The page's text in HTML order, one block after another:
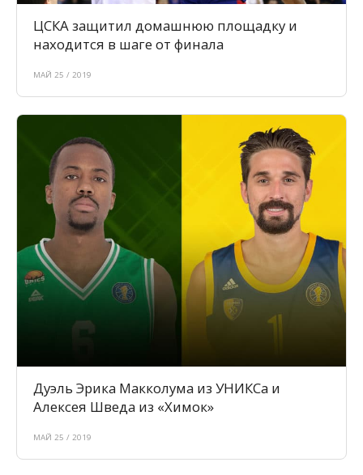
ЦСКА защитил домашнюю площадку и
находится в шаге от финала
МАЙ 25 / 2019
Дуэль Эрика Макколума из УНИКСа и
Алексея Шведа из «Химок»
МАЙ 25 / 2019